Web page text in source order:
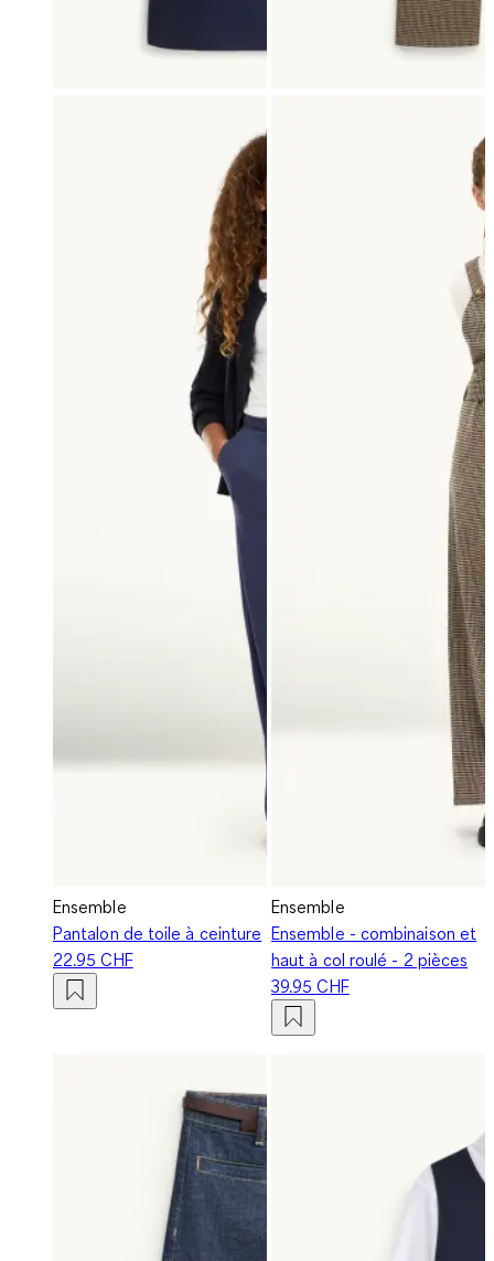
Ensemble
Pantalon de toile à ceinture
22.95 CHF
Ensemble
Ensemble - combinaison et
haut à col roulé - 2 pièces
39.95 CHF